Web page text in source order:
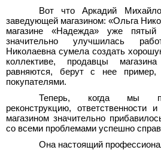
Вот что Аркадий
заведующей магазином: «Ольга
магазине «Надежда» уже
значительно улучшилась
Николаевна сумела создать
коллективе, продавцы
равняются, берут с нее
покупателями.
Теперь, когда мы
реконструкцию,
магазином значительно
со всеми проблемами успешно
Она настоящий